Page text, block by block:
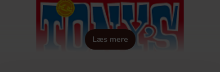
Læs mere